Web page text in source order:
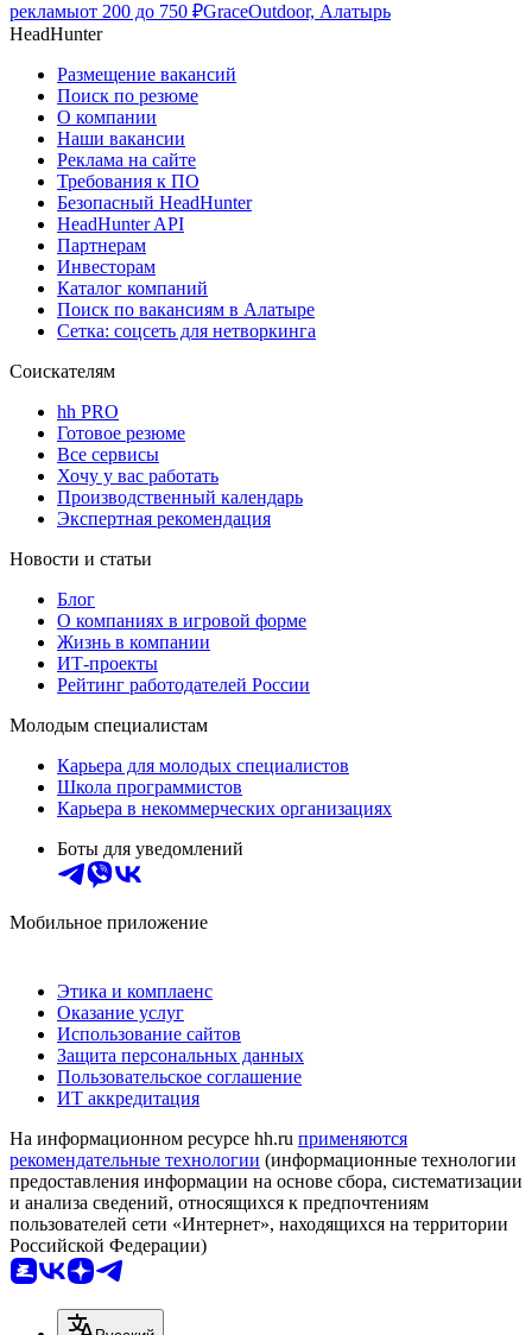
рекламыот 200 до 750 ₽GraceOutdoor, Алатырь
HeadHunter
Размещение вакансий
Поиск по резюме
О компании
Наши вакансии
Реклама на сайте
Требования к ПО
Безопасный HeadHunter
HeadHunter API
Партнерам
Инвесторам
Каталог компаний
Поиск по вакансиям в Алатыре
Сетка: соцсеть для нетворкинга
Соискателям
hh PRO
Готовое резюме
Все сервисы
Хочу у вас работать
Производственный календарь
Экспертная рекомендация
Новости и статьи
Блог
О компаниях в игровой форме
Жизнь в компании
ИТ-проекты
Рейтинг работодателей России
Молодым специалистам
Карьера для молодых специалистов
Школа программистов
Карьера в некоммерческих организациях
Боты для уведомлений
Мобильное приложение
Этика и комплаенс
Оказание услуг
Использование сайтов
Защита персональных данных
Пользовательское соглашение
ИТ аккредитация
На информационном ресурсе hh.ru применяются
рекомендательные технологии (информационные технологии
предоставления информации на основе сбора, систематизации
и анализа сведений, относящихся к предпочтениям
пользователей сети «Интернет», находящихся на территории
Российской Федерации)